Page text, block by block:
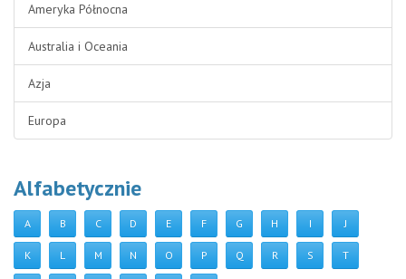
Ameryka Północna
Australia i Oceania
Azja
Europa
Alfabetycznie
A B C D E F G H I J
K L M N O P Q R S T